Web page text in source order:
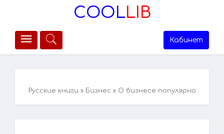
COOLLIB
Кабинет
Русские книги » Бизнес » О бизнесе популярно